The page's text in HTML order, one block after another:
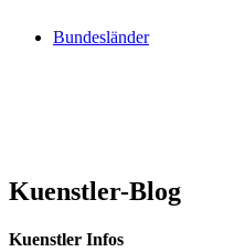
Bundesländer
Kuenstler-Blog
Kuenstler Infos